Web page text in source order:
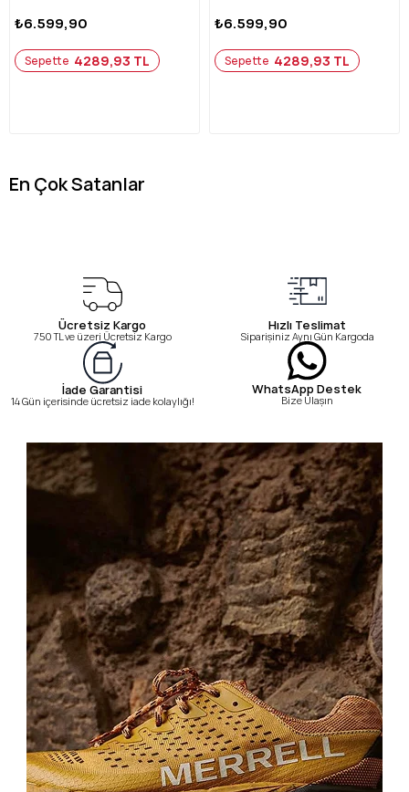
₺6.599,90
Sepette 4289,93 TL
₺6.599,90
Sepette 4289,93 TL
En Çok Satanlar
Ücretsiz Kargo
750 TL ve üzeri Ücretsiz Kargo
Hızlı Teslimat
Siparişiniz Aynı Gün Kargoda
İade Garantisi
14 Gün içerisinde ücretsiz iade kolaylığı!
WhatsApp Destek
Bize Ulaşın